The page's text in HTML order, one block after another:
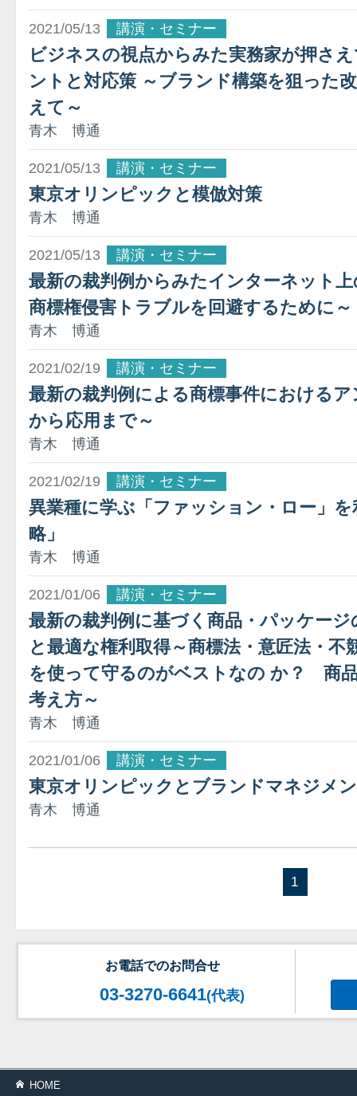
2021/05/13 講演・セミナー
ビジネスの視点からみた実務家が押さ
ントと対応策 ～ブランド構築を狙った
えて～
青木 博通
2021/05/13 講演・セミナー
東京オリンピックと模倣対策
青木 博通
2021/05/13 講演・セミナー
最新の裁判例からみたインターネット
商標権侵害トラブルを回避するために～
青木 博通
2021/02/19 講演・セミナー
最新の裁判例による商標事件における
から応用まで～
青木 博通
2021/02/19 講演・セミナー
異業種に学ぶ「ファッション・ロー」
略」
青木 博通
2021/01/06 講演・セミナー
最新の裁判例に基づく商品・パッケー
と最適な権利取得～商標法・意匠法・不
を使って守るのがベストなの か？ 商
考え方～
青木 博通
2021/01/06 講演・セミナー
東京オリンピックとブランドマネジメ
青木 博通
1
お電話でのお問合せ
03-3270-6641(代表)
HOME